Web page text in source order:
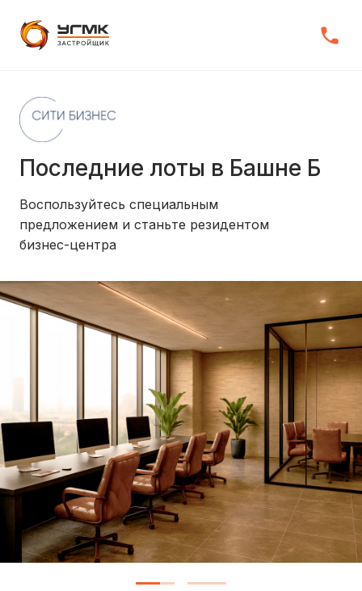
Последние лоты в Башне Б
Воспользуйтесь специальным
предложением и станьте резидентом
бизнес-центра